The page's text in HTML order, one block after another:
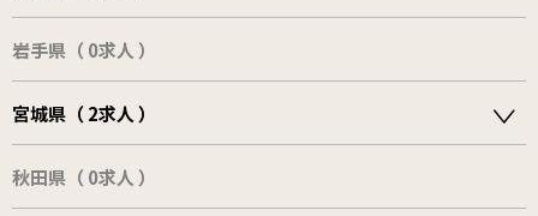
岩手県（ 0求人 ）
宮城県（ 2求人 ）
秋田県（ 0求人 ）